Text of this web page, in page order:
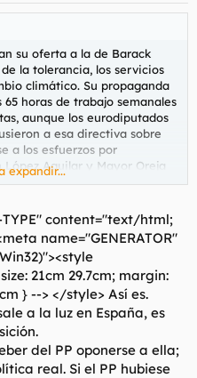
su oferta a la de Barack
la tolerancia, los servicios
climático. Su propaganda
horas de trabajo semanales
aunque los eurodiputados
a esa directiva sobre
a los esfuerzos por
Aguilar y Mayor Oreja
PSOE y PP tienen más
expandir...
content="text/html;
name="GENERATOR"
21cm 29.7cm; margin:
} --> </style> Así es.
a la luz en España, es
del PP oponerse a ella;
real. Si el PP hubiese